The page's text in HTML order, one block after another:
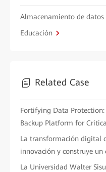
Almacenamiento de datos
Educación
Related Case
Fortifying Data Protection:
Backup Platform for
La transformación digital
innovación y construye
La Universidad Walter